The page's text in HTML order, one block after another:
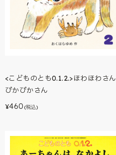
<こどものとも0.1.2.>ほわほわさん
ぴかぴかさん
¥460 (税込)